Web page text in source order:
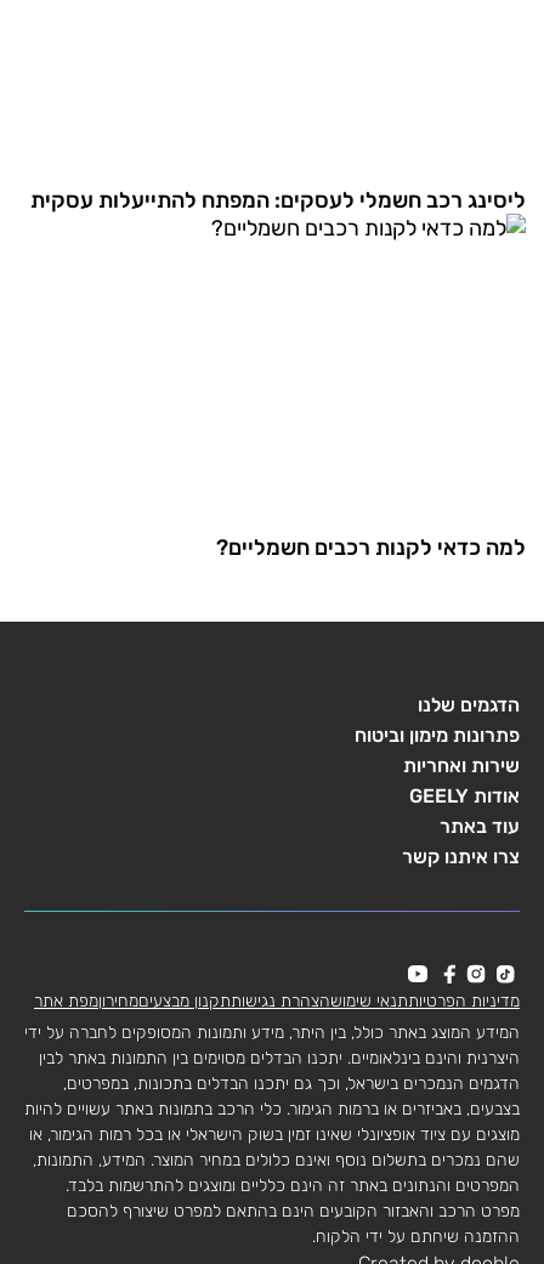
ליסינג רכב חשמלי לעסקים: המפתח להתייעלות עסקית
למה כדאי לקנות רכבים חשמליים?
הדגמים שלנו
פתרונות מימון וביטוח
שירות ואחריות
אודות GEELY
עוד באתר
צרו איתנו קשר
מדיניות הפרטיותתנאי שימושהצהרת נגישותתקנון מבצעיםמחירוןמפת אתר
המידע המוצג באתר כולל, בין היתר, מידע ותמונות המסופקים לחברה על ידי
היצרנית והינם בינלאומיים. יתכנו הבדלים מסוימים בין התמונות באתר לבין
הדגמים הנמכרים בישראל, וכך גם יתכנו הבדלים בתכונות, במפרטים,
בצבעים, באביזרים או ברמות הגימור. כלי הרכב בתמונות באתר עשויים להיות
מוצגים עם ציוד אופציונלי שאינו זמין בשוק הישראלי או בכל רמות הגימור, או
שהם נמכרים בתשלום נוסף ואינם כלולים במחיר המוצר. המידע, התמונות,
המפרטים והנתונים באתר זה הינם כלליים ומוצגים להתרשמות בלבד.
מפרט הרכב והאבזור הקובעים הינם בהתאם למפרט שיצורף להסכם
ההזמנה שיחתם על ידי הלקוח.